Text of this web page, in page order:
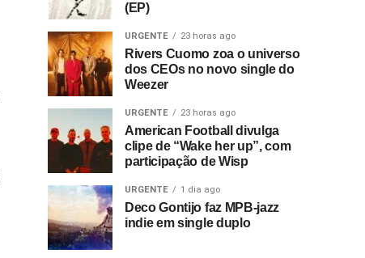
(EP)
URGENTE 23 horas ago
Rivers Cuomo zoa o universo
dos CEOs no novo single do
Weezer
URGENTE 23 horas ago
American Football divulga
clipe de “Wake her up”, com
participação de Wisp
URGENTE 1 dia ago
Deco Gontijo faz MPB-jazz
indie em single duplo